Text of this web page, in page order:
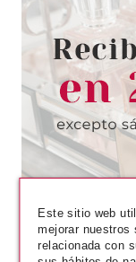
Este sitio web
mejorar nuestros
relacionada con